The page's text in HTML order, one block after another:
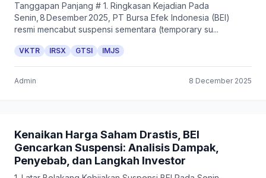
Tanggapan Panjang # 1. Ringkasan Kejadian Pada
Senin, 8 Desember 2025, PT Bursa Efek Indonesia (BEI)
resmi mencabut suspensi sementara (temporary su...
VKTR IRSX GTSI IMJS
Admin 8 December 2025
Kenaikan Harga Saham Drastis, BEI
Gencarkan Suspensi: Analisis Dampak,
Penyebab, dan Langkah Investor